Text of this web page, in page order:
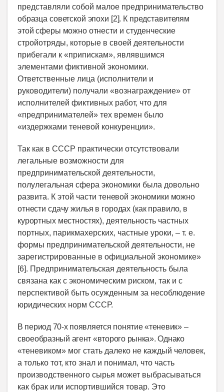
представляли собой малое предпринимательство
образца советской эпохи [2]. К представителям
этой сферы можно отнести и студенческие
стройотряды, которые в своей деятельности
прибегали к «припискам», являвшимся
элементами фиктивной экономики.
Ответственные лица (исполнители и
руководители) получали «вознаграждение» от
исполнителей фиктивных работ, что для
«предпринимателей» тех времен было
«издержками теневой конкуренции».
Так как в СССР практически отсутствовали
легальные возможности для
предпринимательской деятельности,
полулегальная сфера экономики была довольно
развита. К этой части теневой экономики можно
отнести сдачу жилья в городах (как правило, в
курортных местностях), деятельность частных
портных, парикмахерских, частные уроки, – т. е.
формы предпринимательской деятельности, не
зарегистрированные в официальной экономике»
[6]. Предпринимательская деятельность была
связана как с экономическим риском, так и с
перспективой быть осужденным за несоблюдение
юридических норм СССР.
В период 70-х появляется понятие «теневик» –
своеобразный агент «второго рынка». Однако
«теневиком» мог стать далеко не каждый человек,
а только тот, кто знал и понимал, что часть
производственного сырья может выбрасываться
как брак или испортившийся товар. Это